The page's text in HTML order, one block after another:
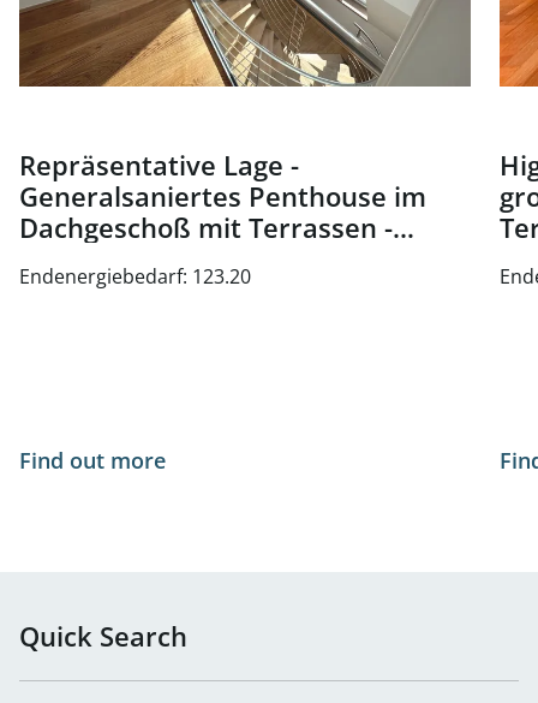
Repräsentative Lage -
Generalsaniertes Penthouse im
Dachgeschoß mit Terrassen -
kaufen in 1010 Wien
Endenergiebedarf: 123.20
Find out more
Quick Search